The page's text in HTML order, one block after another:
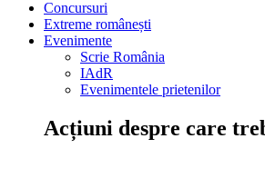
Concursuri
Extreme românești
Evenimente
Scrie România
IAdR
Evenimentele prietenilor
Acțiuni despre care